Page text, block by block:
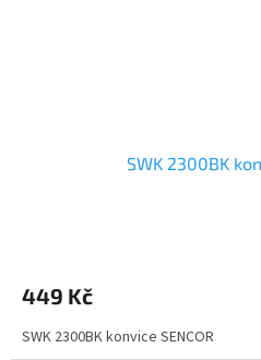
SWK 2300BK
449 Kč
SWK 2300BK konvice SENCOR